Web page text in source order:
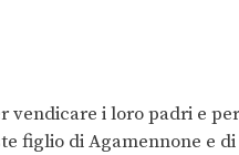
vendicare i loro padri e per
figlio di Agamennone e di